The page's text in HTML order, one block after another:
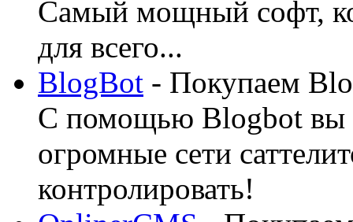
Самый мощный софт,
для всего...
BlogBot - Покупаем
С помощью Blogbot вы
огромные сети
контролировать!